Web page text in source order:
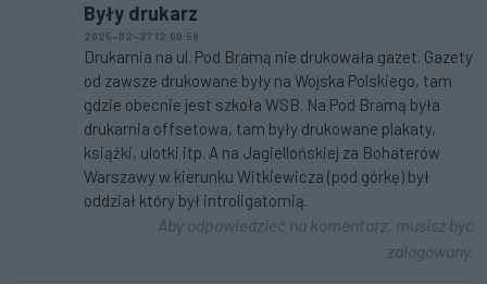
Były drukarz
2025-02-27 12:00:58
Drukarnia na ul. Pod Bramą nie drukowała gazet. Gazety
od zawsze drukowane były na Wojska Polskiego, tam
gdzie obecnie jest szkoła WSB. Na Pod Bramą była
drukarnia offsetowa, tam były drukowane plakaty,
książki, ulotki itp. A na Jagiellońskiej za Bohaterów
Warszawy w kierunku Witkiewicza (pod górkę) był
oddział który był introligatornią.
Aby odpowiedzieć na komentarz, musisz być
zalogowany.